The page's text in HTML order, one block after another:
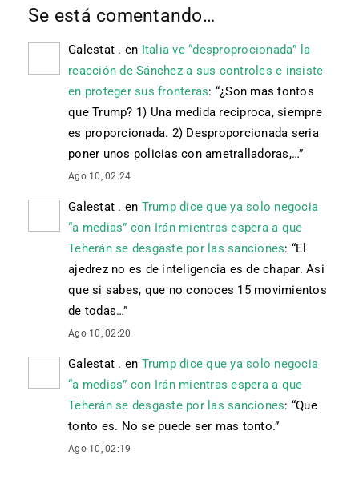
Se está comentando…
Galestat . en Italia ve “desproprocionada” la
reacción de Sánchez a sus controles e insiste
en proteger sus fronteras: “¿Son mas tontos
que Trump? 1) Una medida reciproca, siempre
es proporcionada. 2) Desproporcionada seria
poner unos policias con ametralladoras,…”
Ago 10, 02:24
Galestat . en Trump dice que ya solo negocia
“a medias” con Irán mientras espera a que
Teherán se desgaste por las sanciones: “El
ajedrez no es de inteligencia es de chapar. Asi
que si sabes, que no conoces 15 movimientos
de todas…”
Ago 10, 02:20
Galestat . en Trump dice que ya solo negocia
“a medias” con Irán mientras espera a que
Teherán se desgaste por las sanciones: “Que
tonto es. No se puede ser mas tonto.”
Ago 10, 02:19